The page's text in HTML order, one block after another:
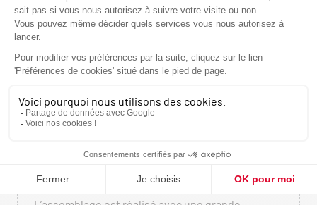
tirages sont étudiés pour garantir une utilisation
intuitive et des résultats constants.
De matériaux robustes et durables
Fonte de haute qualité, acier épais, briques
sélectionnés pour leur résistance aux fortes
températures : chaque élément est choisi pour sa
de conserver leurs performances au fil des
D’un assemblage soigné